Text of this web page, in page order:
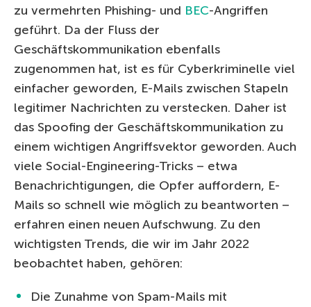
zu vermehrten Phishing- und BEC-Angriffen
geführt. Da der Fluss der
Geschäftskommunikation ebenfalls
zugenommen hat, ist es für Cyberkriminelle viel
einfacher geworden, E-Mails zwischen Stapeln
legitimer Nachrichten zu verstecken. Daher ist
das Spoofing der Geschäftskommunikation zu
einem wichtigen Angriffsvektor geworden. Auch
viele Social-Engineering-Tricks – etwa
Benachrichtigungen, die Opfer auffordern, E-
Mails so schnell wie möglich zu beantworten –
erfahren einen neuen Aufschwung. Zu den
wichtigsten Trends, die wir im Jahr 2022
beobachtet haben, gehören:
Die Zunahme von Spam-Mails mit